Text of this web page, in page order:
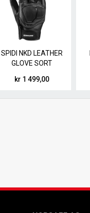
SPIDI NKD LEATHER
GLOVE SORT
kr 1 499,00